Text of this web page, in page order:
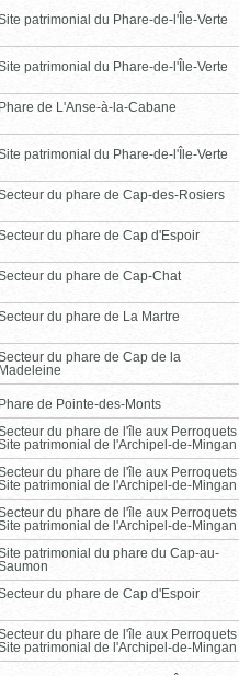
patrimonial du Phare-de-l'Île-Verte
patrimonial du Phare-de-l'Île-Verte
Phare de L'Anse-à-la-Cabane
patrimonial du Phare-de-l'Île-Verte
du phare de Cap-des-Rosiers
du phare de Cap d'Espoir
du phare de Cap-Chat
du phare de La Martre
du phare de Cap de la
Madeleine
Phare de Pointe-des-Monts
du phare de l'île aux Perroquets
patrimonial de l'Archipel-de-Mingan
du phare de l'île aux Perroquets
patrimonial de l'Archipel-de-Mingan
du phare de l'île aux Perroquets
patrimonial de l'Archipel-de-Mingan
patrimonial du phare du Cap-au-
du phare de Cap d'Espoir
du phare de l'île aux Perroquets
patrimonial de l'Archipel-de-Mingan